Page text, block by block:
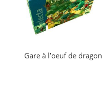
Gare à l’oeuf de dragon